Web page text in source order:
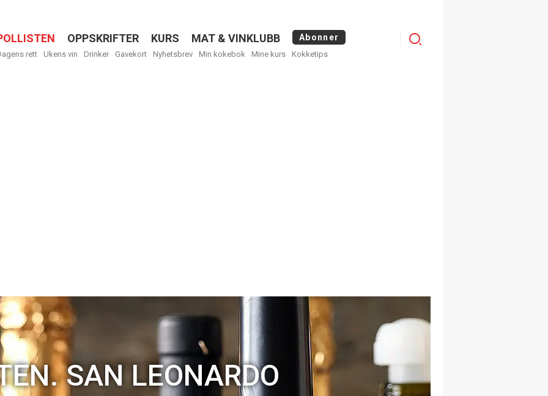
OPPSKRIFTER KURS MAT & VINKLUBB Abonner
rett Ukens vin Drinker Gavekort Nyhetsbrev Min kokebok Mine kurs Kokketips
Logg
SAN LEONARDO